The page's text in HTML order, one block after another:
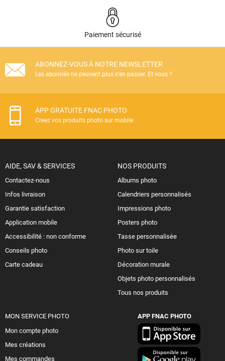
Paiement sécurisé
ABONNEZ-VOUS À NOTRE NEWSLETTER
Les abonnés ne peuvent plus s'en passer. Et vous ?
APP GRATUITE FNAC PHOTO
Creez vos produits photo sur mobile
AIDE, SAV & SERVICES
Contactez-nous
Infos livraison
Garantie satisfaction
Application mobile
Accessibilité : non conforme
Conseils photo
Carte cadeau
NOS PRODUITS
Albums photo
Calendriers personnalisés
Impressions photo
Posters photo
Tasse personnalisée
Photo sur toile
Décoration murale
Objets photo personnalisés
Tous nos produits
MON SERVICE PHOTO
Mon compte photo
Mes créations
Mes commandes
APP FNAC PHOTO